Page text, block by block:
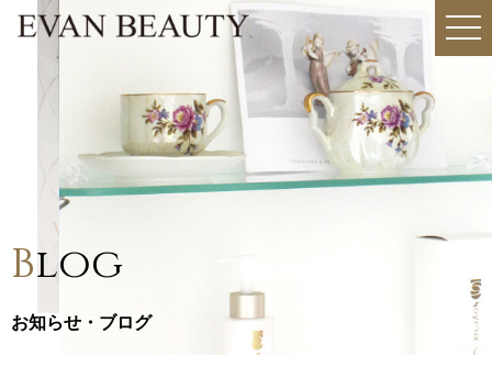
Blog
お知らせ・ブログ